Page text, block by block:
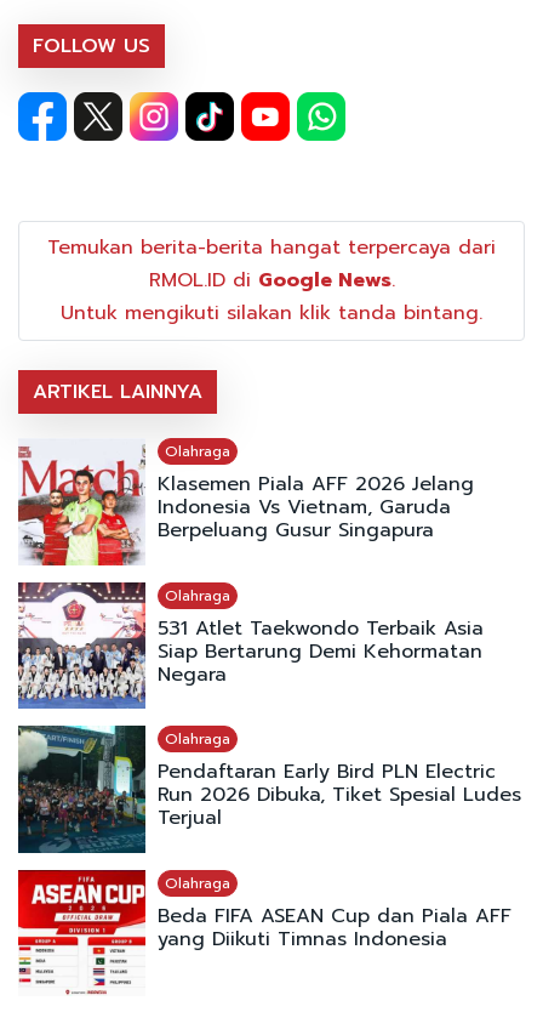
FOLLOW US
Temukan berita-berita hangat terpercaya dari
RMOL.ID di Google News.
Untuk mengikuti silakan klik tanda bintang.
ARTIKEL LAINNYA
Olahraga
Klasemen Piala AFF 2026 Jelang
Indonesia Vs Vietnam, Garuda
Berpeluang Gusur Singapura
Olahraga
531 Atlet Taekwondo Terbaik Asia
Siap Bertarung Demi Kehormatan
Negara
Olahraga
Pendaftaran Early Bird PLN Electric
Run 2026 Dibuka, Tiket Spesial Ludes
Terjual
Olahraga
Beda FIFA ASEAN Cup dan Piala AFF
yang Diikuti Timnas Indonesia